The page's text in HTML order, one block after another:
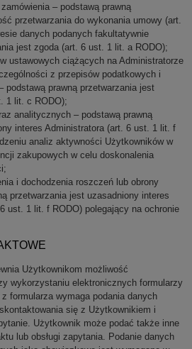
– podstawą prawną
przetwarzania do wykonania umowy (art.
danych podanych fakultatywnie
jest zgoda (art. 6 ust. 1 lit. a RODO);
ustawowych ciążących na Administratorze
z przepisów podatkowych i
podstawą prawną przetwarzania jest
1 lit. c RODO);
analitycznych – podstawą prawną
interes Administratora (art. 6 ust. 1 lit. f
analiz aktywności Użytkowników w
zakupowych w celu doskonalenia
i dochodzenia roszczeń lub obrony
przetwarzania jest uzasadniony interes
ust. 1 lit. f RODO) polegający na ochronie
Użytkownikom możliwość
wykorzystaniu elektronicznych formularzy
formularza wymaga podania danych
się z Użytkownikiem i
Użytkownik może podać także inne
lub obsługi zapytania. Podanie danych